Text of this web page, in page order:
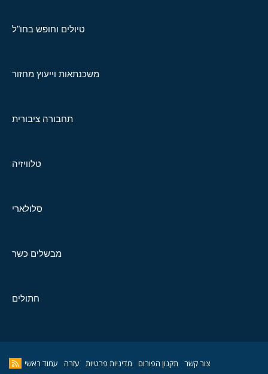
טיולים וחופש בחו"ל
משכנתאות וייעוץ מחזור
תחבורה ציבורית
טלוויזיה
סלולארי
מבשלים כשר
חתולים
צור קשר תקנון הפורום מדיניות פרטיות עזרה עמוד ראשי